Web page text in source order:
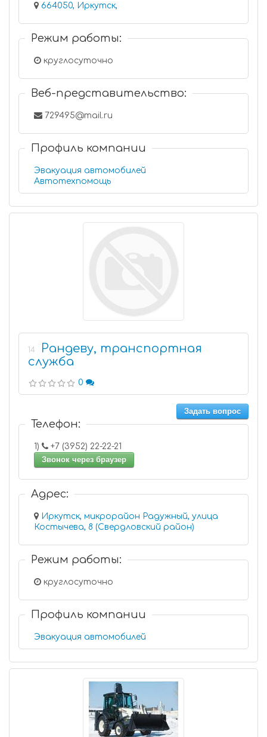
664050, Иркутск,
Режим работы:
круглосуточно
Веб-представительство:
729495@mail.ru
Профиль компании
Эвакуация автомобилей
Автотехпомощь
14
Рандеву, транспортная
служба
0
Задать вопрос
Телефон:
1)
+7 (3952) 22-22-21
Звонок через браузер
Адрес:
Иркутск, микрорайон Радужный, улица
Костычева, 8 (Свердловский район)
Режим работы:
круглосуточно
Профиль компании
Эвакуация автомобилей